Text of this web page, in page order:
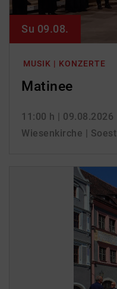
MUSIK | KONZERTE
Matinee
11:00 h | 09.08.2026
Wiesenkirche | Soest
Su 09.08.